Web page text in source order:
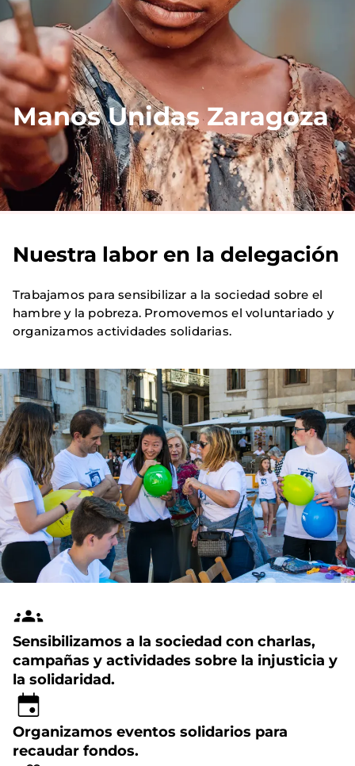
Manos Unidas Zaragoza
Nuestra labor en la delegación
Trabajamos para sensibilizar a la sociedad sobre el
hambre y la pobreza. Promovemos el voluntariado y
organizamos actividades solidarias.
Sensibilizamos a la sociedad con charlas,
campañas y actividades sobre la injusticia y
la solidaridad.
Organizamos eventos solidarios para
recaudar fondos.